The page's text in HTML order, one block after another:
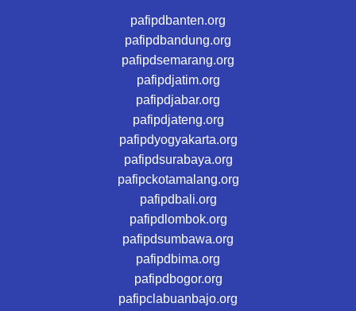
pafipdbanten.org
pafipdbandung.org
pafipdsemarang.org
pafipdjatim.org
pafipdjabar.org
pafipdjateng.org
pafipdyogyakarta.org
pafipdsurabaya.org
pafipckotamalang.org
pafipdbali.org
pafipdlombok.org
pafipdsumbawa.org
pafipdbima.org
pafipdbogor.org
pafipclabuanbajo.org